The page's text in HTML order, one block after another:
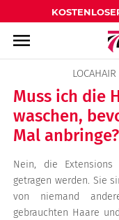
menu
LOCAHAIR
Muss ich die
waschen,
Mal anbringe?
Nein, die
getragen werden. Sie
von niemand
gebrauchten Haare